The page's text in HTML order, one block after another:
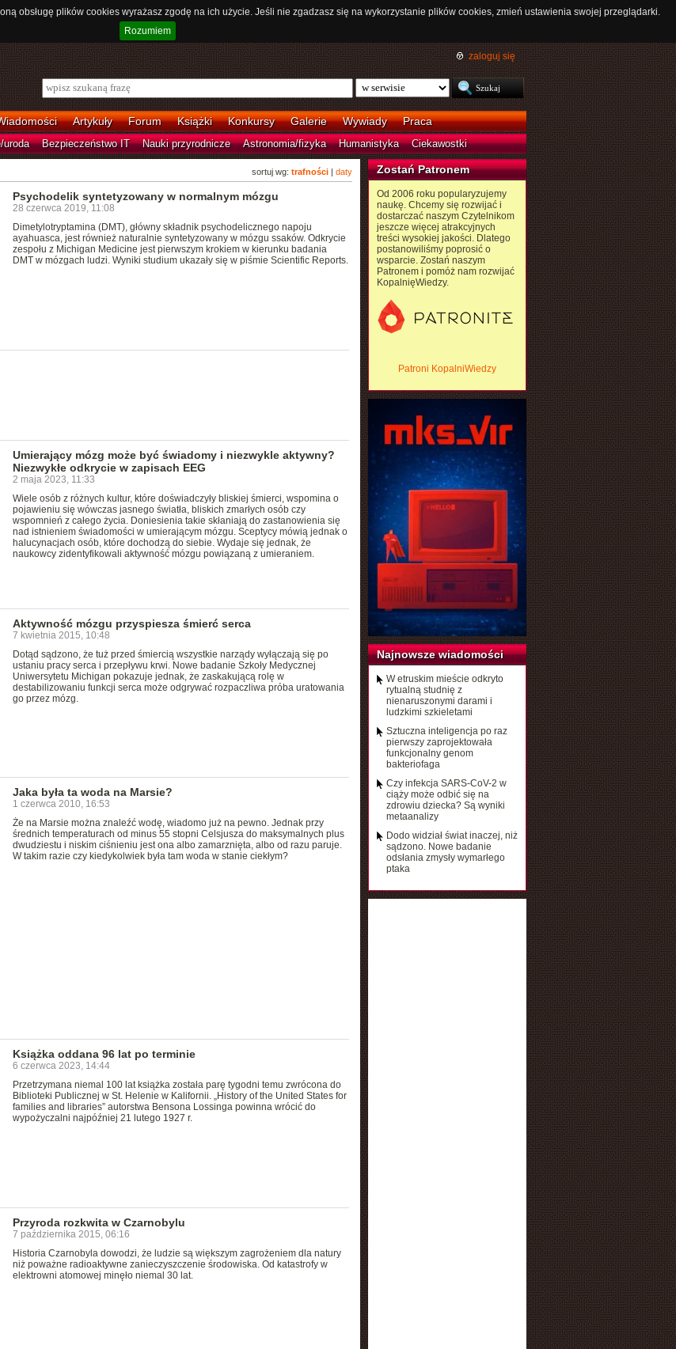
obsługę plików cookies wyrażasz zgodę na ich użycie. Jeśli nie zgadzasz się na wykorzystanie plików cookies, zmień ustawienia swojej przeglądarki.
Rozumiem
zaloguj się
Artykuły Forum Książki Konkursy Galerie Wywiady Praca
uroda Bezpieczeństwo IT Nauki przyrodnicze Astronomia/fizyka Humanistyka Ciekawostki
sortuj wg: trafności| daty
Psychodelik syntetyzowany w normalnym mózgu
28 czerwca 2019, 11:08
Dimetylotryptamina (DMT), główny składnik psychodelicznego napoju
ayahuasca, jest również naturalnie syntetyzowany w mózgu ssaków. Odkrycie
zespołu z Michigan Medicine jest pierwszym krokiem w kierunku badania
DMT w mózgach ludzi. Wyniki studium ukazały się w piśmie Scientific Reports.
Umierający mózg może być świadomy i niezwykle aktywny?
Niezwykłe odkrycie w zapisach EEG
2 maja 2023, 11:33
Wiele osób z różnych kultur, które doświadczyły bliskiej śmierci, wspomina o
pojawieniu się wówczas jasnego światła, bliskich zmarłych osób czy
wspomnień z całego życia. Doniesienia takie skłaniają do zastanowienia się
nad istnieniem świadomości w umierającym mózgu. Sceptycy mówią jednak o
halucynacjach osób, które dochodzą do siebie. Wydaje się jednak, że
naukowcy zidentyfikowali aktywność mózgu powiązaną z umieraniem.
Aktywność mózgu przyspiesza śmierć serca
7 kwietnia 2015, 10:48
Dotąd sądzono, że tuż przed śmiercią wszystkie narządy wyłączają się po
ustaniu pracy serca i przepływu krwi. Nowe badanie Szkoły Medycznej
Uniwersytetu Michigan pokazuje jednak, że zaskakującą rolę w
destabilizowaniu funkcji serca może odgrywać rozpaczliwa próba uratowania
go przez mózg.
Jaka była ta woda na Marsie?
1 czerwca 2010, 16:53
Że na Marsie można znaleźć wodę, wiadomo już na pewno. Jednak przy
średnich temperaturach od minus 55 stopni Celsjusza do maksymalnych plus
dwudziestu i niskim ciśnieniu jest ona albo zamarznięta, albo od razu paruje.
W takim razie czy kiedykolwiek była tam woda w stanie ciekłym?
Książka oddana 96 lat po terminie
6 czerwca 2023, 14:44
Przetrzymana niemal 100 lat książka została parę tygodni temu zwrócona do
Biblioteki Publicznej w St. Helenie w Kalifornii. „History of the United States for
families and libraries” autorstwa Bensona Lossinga powinna wrócić do
wypożyczalni najpóźniej 21 lutego 1927 r.
Przyroda rozkwita w Czarnobylu
7 października 2015, 06:16
Historia Czarnobyla dowodzi, że ludzie są większym zagrożeniem dla natury
niż poważne radioaktywne zanieczyszczenie środowiska. Od katastrofy w
elektrowni atomowej minęło niemal 30 lat.
Zostań Patronem
Od 2006 roku popularyzujemy
naukę. Chcemy się rozwijać i
dostarczać naszym Czytelnikom
jeszcze więcej atrakcyjnych
treści wysokiej jakości. Dlatego
postanowiliśmy poprosić o
wsparcie. Zostań naszym
Patronem i pomóż nam rozwijać
KopalnięWiedzy.
Patroni KopalniWiedzy
Najnowsze wiadomości
W etruskim mieście odkryto
rytualną studnię z
nienaruszonymi darami i
ludzkimi szkieletami
Sztuczna inteligencja po raz
pierwszy zaprojektowała
funkcjonalny genom
bakteriofaga
Czy infekcja SARS-CoV-2 w
ciąży może odbić się na
zdrowiu dziecka? Są wyniki
metaanalizy
Dodo widział świat inaczej, niż
sądzono. Nowe badanie
odsłania zmysły wymarłego
ptaka